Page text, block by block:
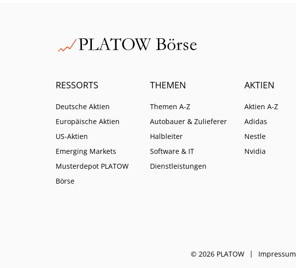
RESSORTS
Deutsche Aktien
Europäische Aktien
US-Aktien
Emerging Markets
Musterdepot PLATOW
Börse
THEMEN
Themen A-Z
Autobauer & Zulieferer
Halbleiter
Software & IT
Dienstleistungen
AKTIEN
Aktien A-Z
Adidas
Nestle
Nvidia
© 2026 PLATOW Impressum